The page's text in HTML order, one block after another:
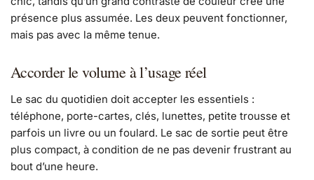
présence plus assumée. Les deux peuvent fonctionner,
mais pas avec la même tenue.
Accorder le volume à l’usage réel
Le sac du quotidien doit accepter les essentiels :
téléphone, porte-cartes, clés, lunettes, petite trousse et
parfois un livre ou un foulard. Le sac de sortie peut être
plus compact, à condition de ne pas devenir frustrant au
bout d’une heure.